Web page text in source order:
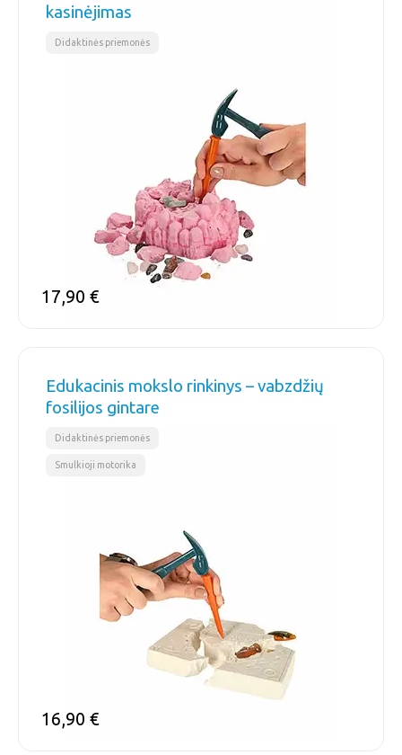
kasinėjimas
Didaktinės priemonės
17,90 €
Edukacinis mokslo rinkinys – vabzdžių
fosilijos gintare
Didaktinės priemonės
Smulkioji motorika
16,90 €